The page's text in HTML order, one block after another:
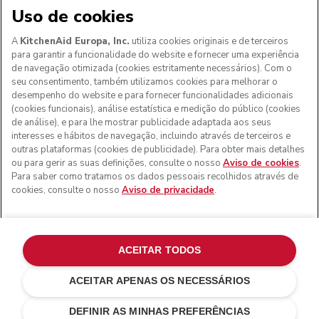
Aos clientes nos Açores, Madeira e outros territórios
portugueses: Por favor, contacte a nossa equipa de Apoio
ao Cliente para efetuar a sua encomenda, de forma a
podermos fornecer os custos de envio exatos e aplicar a
taxa de IVA correta
nos EUA e noutros locais.
Gerir as minhas cookies
Aviso de privacidade
Política de cookies
Outros países
Resolução de litígios online
Uso de cookies
A KitchenAid Europa, Inc. utiliza cookies originais e de terceiros
para garantir a funcionalidade do website e fornecer uma experiência
de navegação otimizada (cookies estritamente necessários). Com o
seu consentimento, também utilizamos cookies para melhorar o
desempenho do website e para fornecer funcionalidades adicionais
(cookies funcionais), análise estatística e medição do público (cookies
de análise), e para lhe mostrar publicidade adaptada aos seus
interesses e hábitos de navegação, incluindo através de terceiros e
outras plataformas (cookies de publicidade). Para obter mais detalhes
ou para gerir as suas definições, consulte o nosso Aviso de cookies.
Para saber como tratamos os dados pessoais recolhidos através de
cookies, consulte o nosso Aviso de privacidade.
DEFINIR AS MINHAS PREFERÊNCIAS
ACEITAR APENAS OS NECESSÁRIOS
ACEITAR TODOS